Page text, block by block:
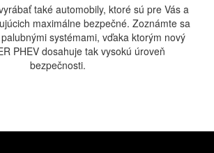
také automobily, ktoré sú pre Vás a
maximálne bezpečné. Zoznámte sa
systémami, vďaka ktorým nový
PHEV dosahuje tak vysokú úroveň
bezpečnosti.